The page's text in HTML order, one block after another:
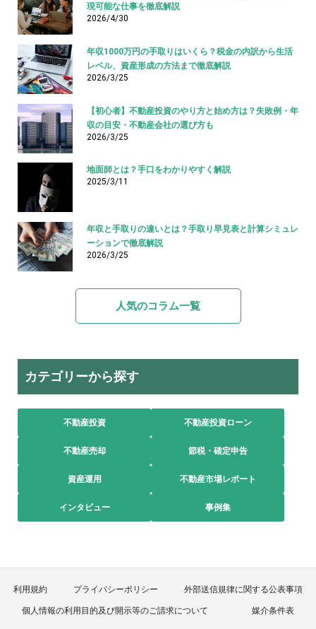
現可能な仕事を徹底解説
2026/4/30
年収1000万円の手取りはいくら？税金の内訳から生活
レベル、資産形成の方法まで徹底解説
2026/3/25
【初心者】不動産投資のやり方と始め方は？失敗例・年
収の目安・不動産会社の選び方も
2026/3/25
地面師とは？手口をわかりやすく解説
2025/3/11
年収と手取りの違いとは？手取り早見表と計算シミュレ
ーションで徹底解説
2026/3/25
人気のコラム一覧
カテゴリーから探す
不動産投資 不動産投資ローン
不動産売却 節税・確定申告
資産運用 不動産市場レポート
インタビュー 事例集
利用規約 プライバシーポリシー 外部送信規律に関する公表事項
個人情報の利用目的及び開示等のご請求について 媒介条件表